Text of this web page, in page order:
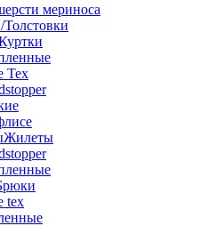
мериноса
Tex
Жилеты
tex